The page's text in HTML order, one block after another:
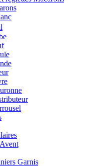
Garnis